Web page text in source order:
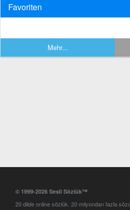
Favoriten
Mehr...
© 1999-2026 Sesli Sözlük™
20 dilde online sözlük. 20 milyondan fazla